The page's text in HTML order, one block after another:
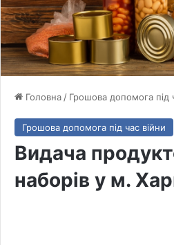
Головна/ Грошова допомога під
Грошова допомога під час війни
Видача
наборів у м.